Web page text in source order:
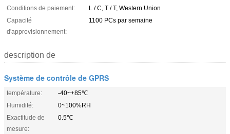
Conditions de paiement:
L / C, T / T, Western Union
Capacité
d'approvisionnement:
1100 PCs par semaine
description de
Système de contrôle de GPRS
température:
-40~+85℃
Humidité:
0~100%RH
Exactitude de
mesure:
0.5℃